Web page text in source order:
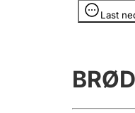
Last